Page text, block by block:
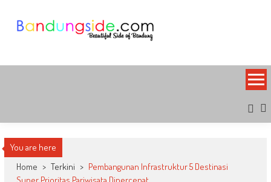
content
You are here
Home > Terkini > Pembangunan Infrastruktur 5 Destinasi